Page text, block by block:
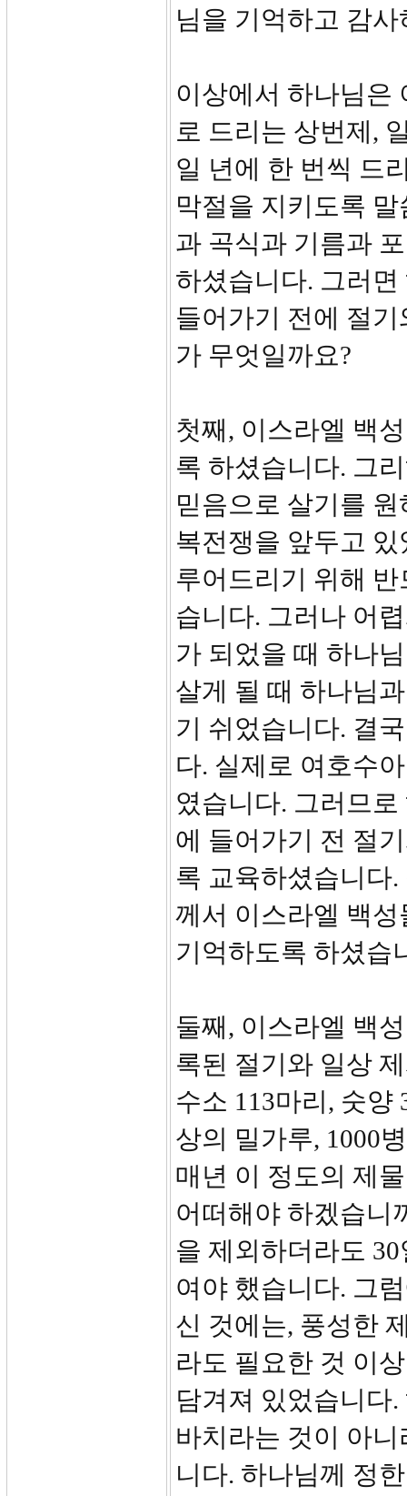
님을 기억하고 감
이상에서 하나님은
로 드리는 상번제,
일 년에 한 번씩 드
막절을 지키도록
과 곡식과 기름과
하셨습니다. 그러
들어가기 전에 절
가 무엇일까요?
첫째, 이스라엘 백
록 하셨습니다. 그
믿음으로 살기를
복전쟁을 앞두고
루어드리기 위해
습니다. 그러나 어
가 되었을 때 하나
살게 될 때 하나님
기 쉬었습니다. 결
다. 실제로 여호수
였습니다. 그러므
에 들어가기 전 절
록 교육하셨습니다
께서 이스라엘 백
기억하도록 하셨습
둘째, 이스라엘 백
록된 절기와 일상
수소 113마리, 숫양
상의 밀가루, 1000
매년 이 정도의 제
어떠해야 하겠습니
을 제외하더라도
여야 했습니다. 그
신 것에는, 풍성한
라도 필요한 것 이
담겨져 있었습니다
바치라는 것이 아
니다. 하나님께 정